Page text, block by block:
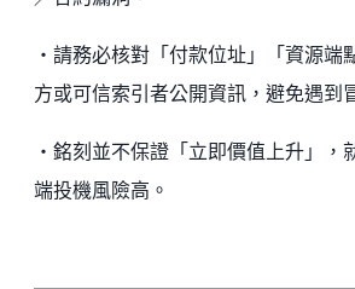
・請務必核對「付款位址」「資源端
方或可信索引者公開資訊，避免遇到
・銘刻並不保證「立即價值上升」，
端投機風險高。